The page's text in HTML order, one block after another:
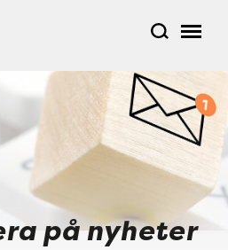
på nyheter